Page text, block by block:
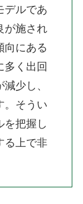
デルであ
が施され
向にある
多く出回
少し、
。そうい
を把握し
る上で非